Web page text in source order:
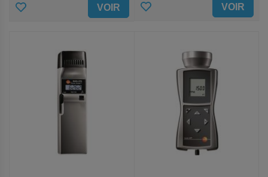
AJOUTER VOIR AJOUTER VOIR